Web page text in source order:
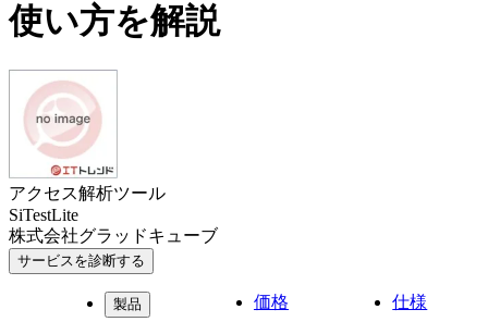
使い方を解説
アクセス解析ツール
SiTestLite
株式会社グラッドキューブ
サービスを診断する
製品 価格 仕様